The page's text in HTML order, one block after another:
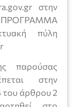
στην
πύλη
παρούσας
στην
του άρθρου 2